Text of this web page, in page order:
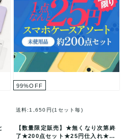
99%OFF
送料:1,650円(1セット毎)
【数量限定販売】★無くなり次第終
了★200点セット★25円仕入れ★新